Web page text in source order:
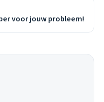
voor jouw probleem!